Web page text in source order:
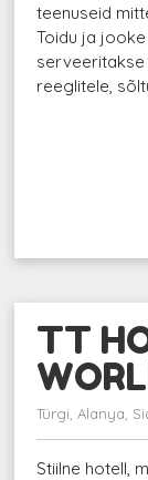
teenuseid
Toidu ja
reeglitele,
TT
Türgi, Alanya,
Stiilne hotell,